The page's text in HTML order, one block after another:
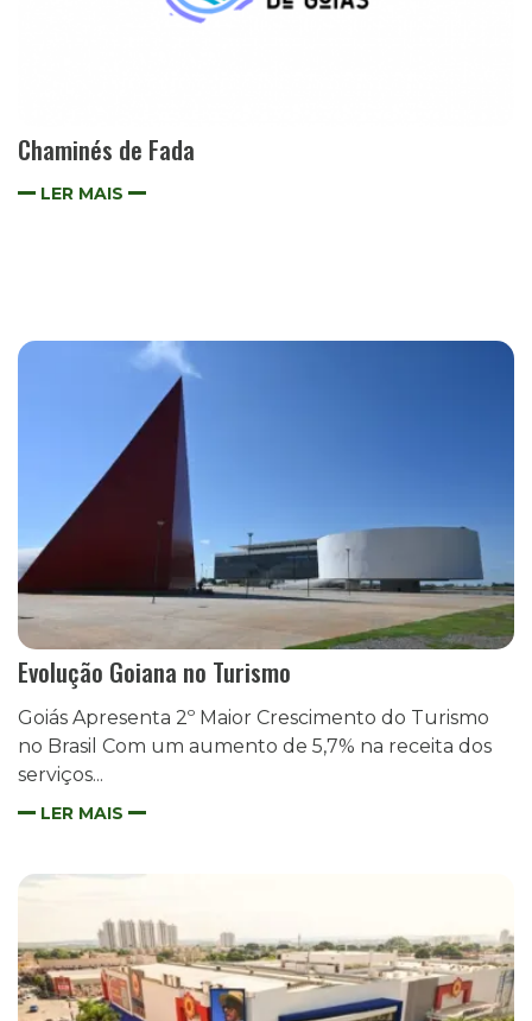
Chaminés de Fada
LER MAIS
Evolução Goiana no Turismo
Goiás Apresenta 2º Maior Crescimento do Turismo
no Brasil Com um aumento de 5,7% na receita dos
serviços...
LER MAIS